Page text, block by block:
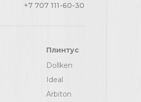
+7 707 111-60-30
Плинтус
Dollken
Ideal
Arbiton